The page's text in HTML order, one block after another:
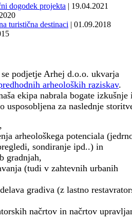
dogodek projekta | 19.04.2021
turistična destinaci | 01.09.2018
podjetje Arhej d.o.o. ukvarja
arheoloških raziskav.
ekipa nabrala bogate izkušnje
usposobljena za naslednje
arheološkega potenciala
sondiranje ipd..) in
gradnjah,
(tudi v zahtevnih urbanih
gradiva (z lastno
načrtov in načrtov